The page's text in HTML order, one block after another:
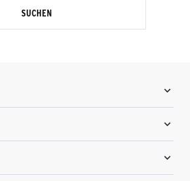
SUCHEN